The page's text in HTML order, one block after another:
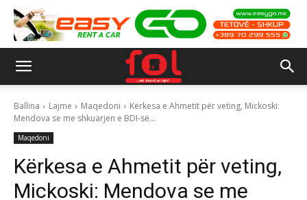
Ballina Lajme Maqedoni
Kërkesa e Ahmetit për veting, Mickoski:
Mendova se me shkuarjen e BDI-së...
Maqedoni
Kërkesa e Ahmetit për veting,
Mickoski: Mendova se me